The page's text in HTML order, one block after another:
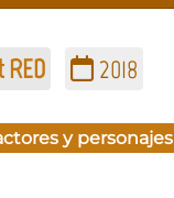
2018
y personajes